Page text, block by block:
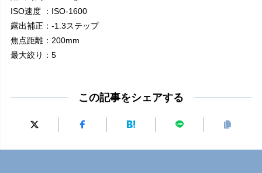
ISO速度 ：ISO-1600
露出補正：-1.3ステップ
焦点距離：200mm
最大絞り：5
この記事をシェアする